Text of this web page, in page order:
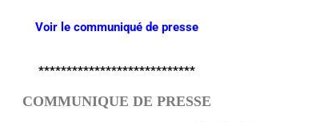
Voir le communiqué de presse
****************************
COMMUNIQUE DE PRESSE